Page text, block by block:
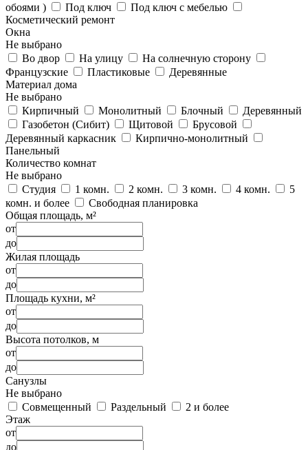
обоями )
Под ключ
Под ключ с мебелью
Косметический ремонт
Окна
Не выбрано
Во двор
На улицу
На солнечную сторону
Французские
Пластиковые
Деревянные
Материал дома
Не выбрано
Кирпичный
Монолитный Блочный
Деревянный
Газобетон (Сибит)
Щитовой
Брусовой
Деревянный каркасник
Кирпично-монолитный
Панельный
Количество комнат
Не выбрано
Студия
1 комн. 2 комн. 3 комн. 4 комн.
5
комн. и более
Свободная планировка
Общая площадь, м²
от
до
Жилая площадь
от
до
Площадь кухни, м²
от
до
Высота потолков, м
от
до
Санузлы
Не выбрано
Совмещенный
Раздельный
2 и более
Этаж
от
до